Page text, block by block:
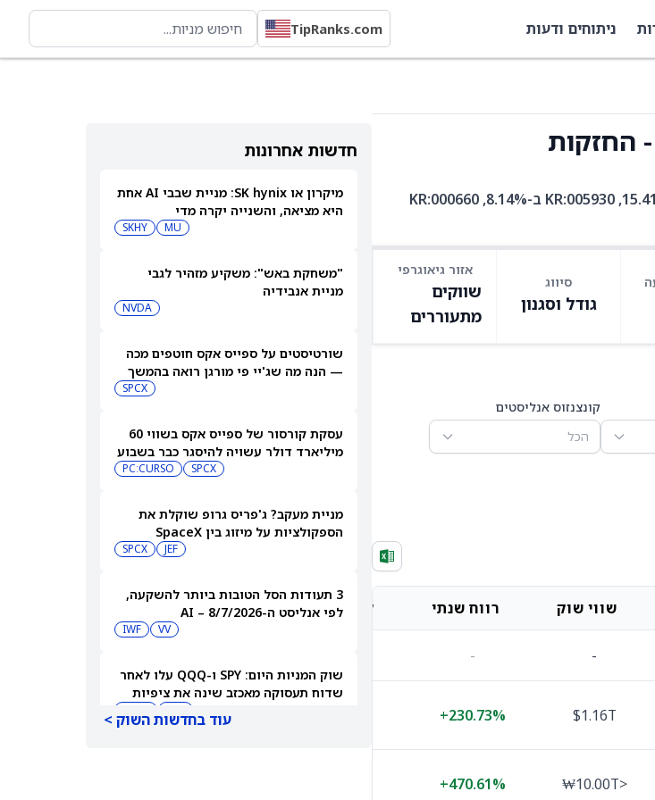
ניתוחים ודעות TipRanks.com
XCEM היא קרן סל עם 450 אחזקות. בין האחזקות המובילות: TW:2330 ב-15.41%, KR:005930 ב-8.14%, KR:000660
סיווג
גודל וסגנון
אזור גיאוגרפי
שווקים
מתעוררים
קונצנזוס אנליסטים
הכל
שווי שוק רווח שנתי קונצנזוס אנליסטים מחיר יעד אנליסטים
-
-
$1.16T
+230.73%
₩485,007.09
₩10.00T>
+470.61%
חדשות אחרונות
מיקרון או SK hynix: מניית שבבי AI אחת
היא מציאה, והשנייה יקרה מדי
MU
SKHY
"משחקת באש": משקיע מזהיר לגבי
מניית אנבידיה
NVDA
שורטיסטים על ספייס אקס חוטפים מכה
— הנה מה שג'יי פי מורגן רואה בהמשך
SPCX
עסקת קורסור של ספייס אקס בשווי 60
מיליארד דולר עשויה להיסגר כבר בשבוע
SPCX
PC:CURSO
מניית מעקב? ג'פריס גרופ שוקלת את
הספקולציות על מיזוג בין SpaceX
JEF
SPCX
3 תעודות הסל הטובות ביותר להשקעה,
לפי אנליסט ה-AI – 8/7/2026
VV
IWF
שוק המניות היום: SPY ו-QQQ עלו לאחר
שדוח תעסוקה מאכזב שינה את ציפיות
עוד בחדשות השוק >